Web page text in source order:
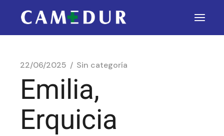
22/06/2025 Sin categoría
Emilia,
Erquicia